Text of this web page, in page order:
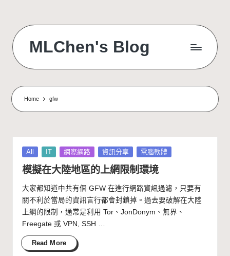
content
MLChen's Blog
Home gfw
Posted
in
All IT 網際網路 資訊分享 電腦軟體
模擬在大陸地區的上網限制環境
大家都知道中共有個 GFW 在進行網路資訊過濾，只要有
關不利於當局的資訊言行都會封鎖掉。過去要破解在大陸
上網的限制，通常是利用 Tor、JonDonym、無界、
Freegate 或 VPN, SSH …
Read More